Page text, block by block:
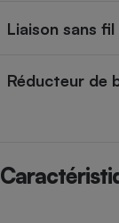
Liaison sans
Réducteur de